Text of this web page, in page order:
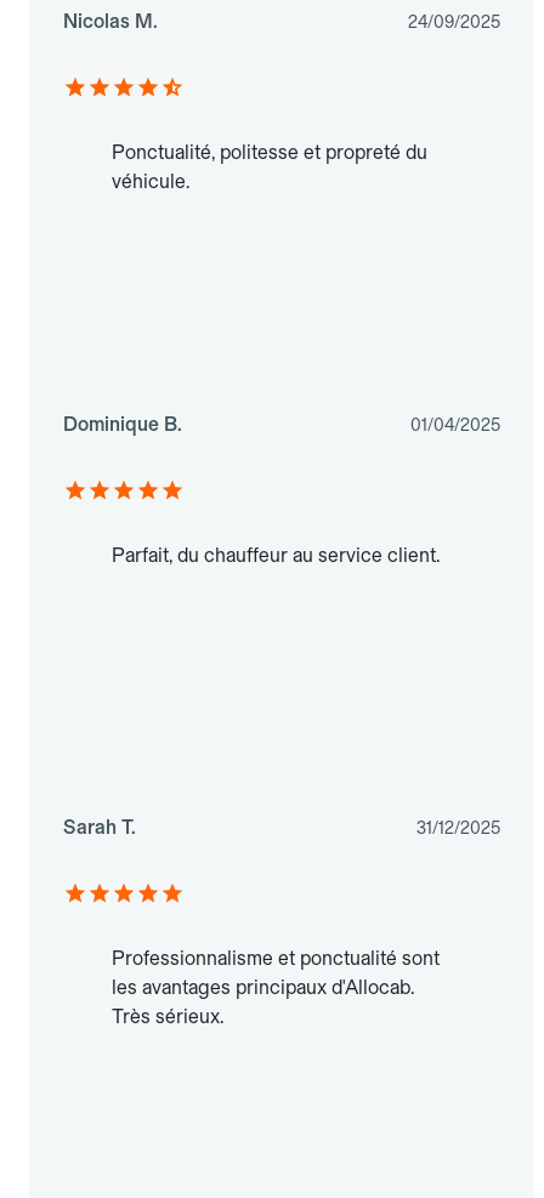
Nicolas M. 24/09/2025
Ponctualité, politesse et propreté du
véhicule.
Dominique B. 01/04/2025
Parfait, du chauffeur au service client.
Sarah T. 31/12/2025
Professionnalisme et ponctualité sont
les avantages principaux d'Allocab.
Très sérieux.